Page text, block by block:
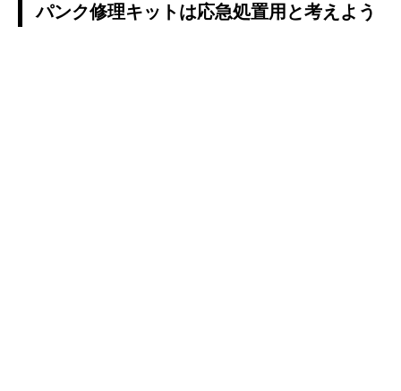
パンク修理キットは応急処置用と考えよう